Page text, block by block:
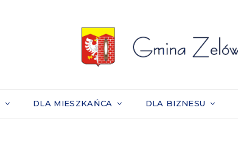
DLA MIESZKAŃCA DLA BIZNESU